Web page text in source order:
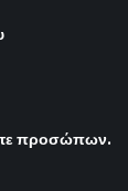
προσώπων.